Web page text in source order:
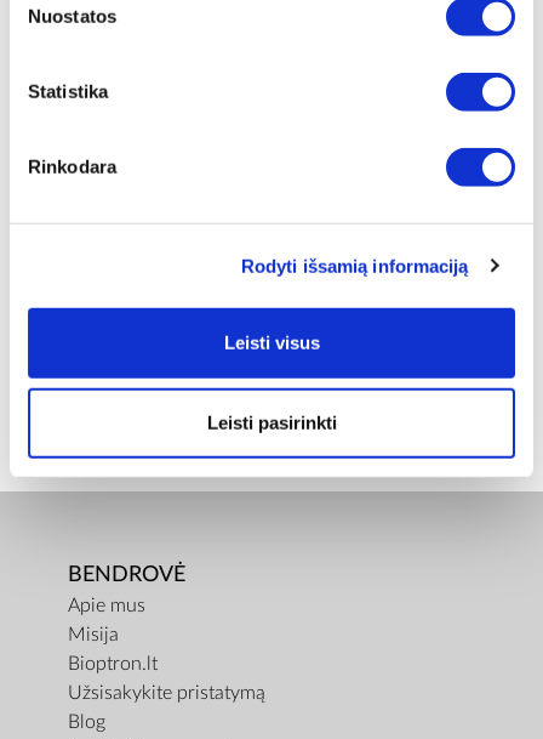
Nuostatos
Statistika
Rinkodara
Rodyti išsamią informaciją
Leisti visus
Leisti pasirinkti
kaina
nuo -5% iki -40%
BENDROVĖ
Apie mus
Misija
Bioptron.lt
Užsisakykite pristatymą
Blog